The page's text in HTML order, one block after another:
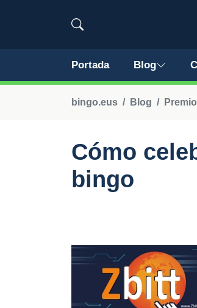
Portada Blog
bingo.eus Blog
Cómo
bingo